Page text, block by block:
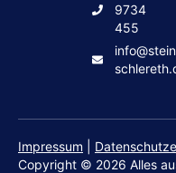
9734
455
Copyright © 2026 Alles
Impressum